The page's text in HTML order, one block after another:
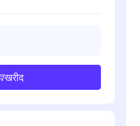
खरीद